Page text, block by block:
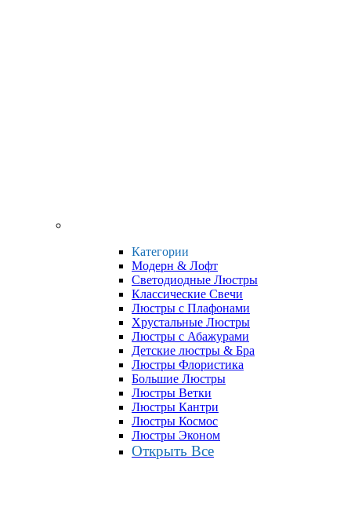
Категории
Модерн & Лофт
Светодиодные Люстры
Классические Свечи
Люстры с Плафонами
Хрустальные Люстры
Люстры с Абажурами
Детские люстры & Бра
Люстры Флористика
Большие Люстры
Люстры Ветки
Люстры Кантри
Люстры Космос
Люстры Эконом
Открыть Все